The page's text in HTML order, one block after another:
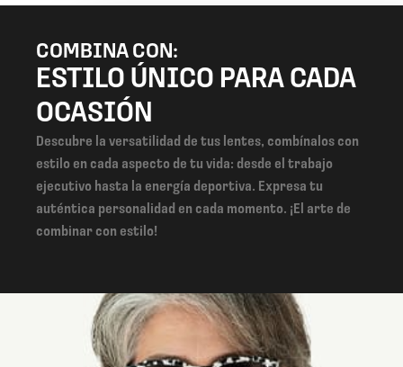
COMBINA CON:
ESTILO ÚNICO PARA CADA
OCASIÓN
Descubre la versatilidad de tus lentes, combínalos con
estilo en cada aspecto de tu vida: desde el trabajo
ejecutivo hasta la energía deportiva. Expresa tu
auténtica personalidad en cada momento. ¡El arte de
combinar con estilo!